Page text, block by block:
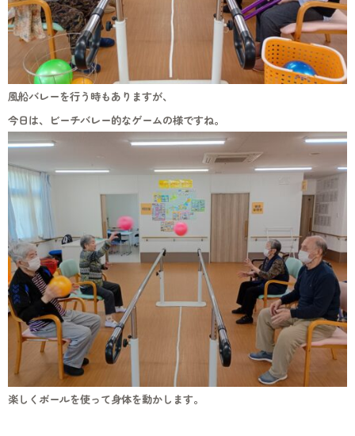
風船バレーを行う時もありますが、
今日は、ビーチバレー的なゲームの様ですね。
楽しくボールを使って身体を動かします。